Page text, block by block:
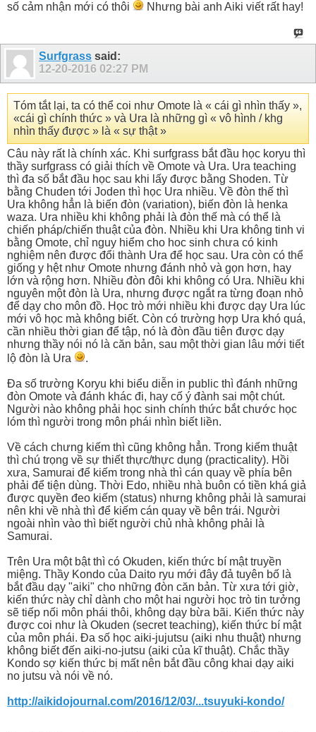
số cảm nhận mới có thôi
Nhưng bài anh Aiki viết rất hay!
Surfgrass said:
12-20-2016 02:27 PM
Tóm tắt lại, ta có thể coi như Omote là « cái gì nhìn thấy »,
«cái gì chính thức » và Ura là những gì « vô hình / khg
nhìn thấy được » là « sự thật »
Câu này rất là chính xác. Khi surfgrass bắt đầu học koryu thì
thầy surfgrass có giải thích về Omote và Ura. Ura teaching
thì đa số bắt đầu học sau khi lấy được bằng Shoden. Từ
bằng Chuden tới Joden thì học Ura nhiều. Về đòn thế thì
Ura không hẳn là biến đòn (variation), biến đòn là henka
waza. Ura nhiều khi không phải là đòn thế mà có thể là
chiến pháp/chiến thuật của đòn. Nhiều khi Ura không tinh vi
bằng Omote, chỉ nguy hiểm cho hoc sinh chưa có kinh
nghiệm nên được đổi thành Ura để học sau. Ura còn có thể
giống y hệt như Omote nhưng đánh nhỏ và gọn hơn, hay
lớn và rộng hơn. Nhiều đòn đôi khi không có Ura. Nhiều khi
nguyên một đòn là Ura, nhưng được ngắt ra từng đoạn nhỏ
để dạy cho môn đồ. Học trò mới nhiều khi được dạy Ura lúc
mới vô học mà không biết. Còn có trường hợp Ura khó quá,
cần nhiều thời gian để tập, nó là đòn đầu tiên được dạy
nhưng thầy nói nó là căn bản, sau một thời gian lâu mới tiết
lộ đòn là Ura
.
Đa số trường Koryu khi biểu diễn in public thì đánh những
đòn Omote và đánh khác đi, hay cố ý đành sai một chút.
Người nào không phải học sinh chính thức bắt chước học
lóm thì người trong môn phái nhìn biết liền.
Về cách chưng kiếm thì cũng không hẳn. Trong kiếm thuật
thì chú trọng về sự thiết thực/thực dụng (practicality). Hồi
xưa, Samurai để kiếm trong nhà thì cán quay về phía bên
phải để tiện dùng. Thời Edo, nhiều nhà buôn có tiền khá giả
được quyền đeo kiếm (status) nhưng không phải là samurai
nên khi về nhà thì để kiếm cán quay về bên trái. Người
ngoài nhìn vào thì biết người chủ nhà không phải là
Samurai.
Trên Ura một bật thì có Okuden, kiến thức bí mật truyền
miệng. Thầy Kondo của Daito ryu mới đây đả tuyên bố là
bắt đầu dạy "aiki" cho những đòn căn bản. Từ xưa tới giờ,
kiến thức này chỉ dành cho một hai người học trò tin tưởng
sẽ tiếp nối môn phái thôi, không dạy bừa bãi. Kiến thức này
được coi như là Okuden (secret teaching), kiến thức bí mật
của môn phái. Đa số học aiki-jujutsu (aiki nhu thuật) nhưng
không biết đến aiki-no-jutsu (aiki của kĩ thuật). Chắc thầy
Kondo sợ kiến thức bị mất nên bắt đầu công khai dạy aiki
no jutsu và nói về nó.
http://aikidojournal.com/2016/12/03/...tsuyuki-kondo/